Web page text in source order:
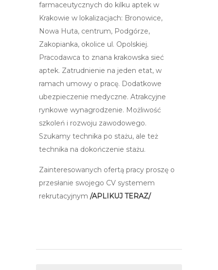
farmaceutycznych do kilku aptek w
Krakowie w lokalizacjach: Bronowice,
Nowa Huta, centrum, Podgórze,
Zakopianka, okolice ul. Opolskiej.
Pracodawca to znana krakowska sieć
aptek. Zatrudnienie na jeden etat, w
ramach umowy o pracę. Dodatkowe
ubezpieczenie medyczne. Atrakcyjne
rynkowe wynagrodzenie. Możliwość
szkoleń i rozwoju zawodowego.
Szukamy technika po stażu, ale też
technika na dokończenie stażu.
Zainteresowanych ofertą pracy proszę o
przesłanie swojego CV systemem
rekrutacyjnym /APLIKUJ TERAZ/